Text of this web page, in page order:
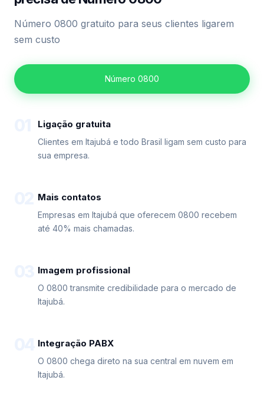
Número 0800 gratuito para seus clientes ligarem
sem custo
Número 0800
Ligação gratuita
Clientes em Itajubá e todo Brasil ligam sem custo para
sua empresa.
Mais contatos
Empresas em Itajubá que oferecem 0800 recebem
até 40% mais chamadas.
Imagem profissional
O 0800 transmite credibilidade para o mercado de
Itajubá.
Integração PABX
O 0800 chega direto na sua central em nuvem em
Itajubá.